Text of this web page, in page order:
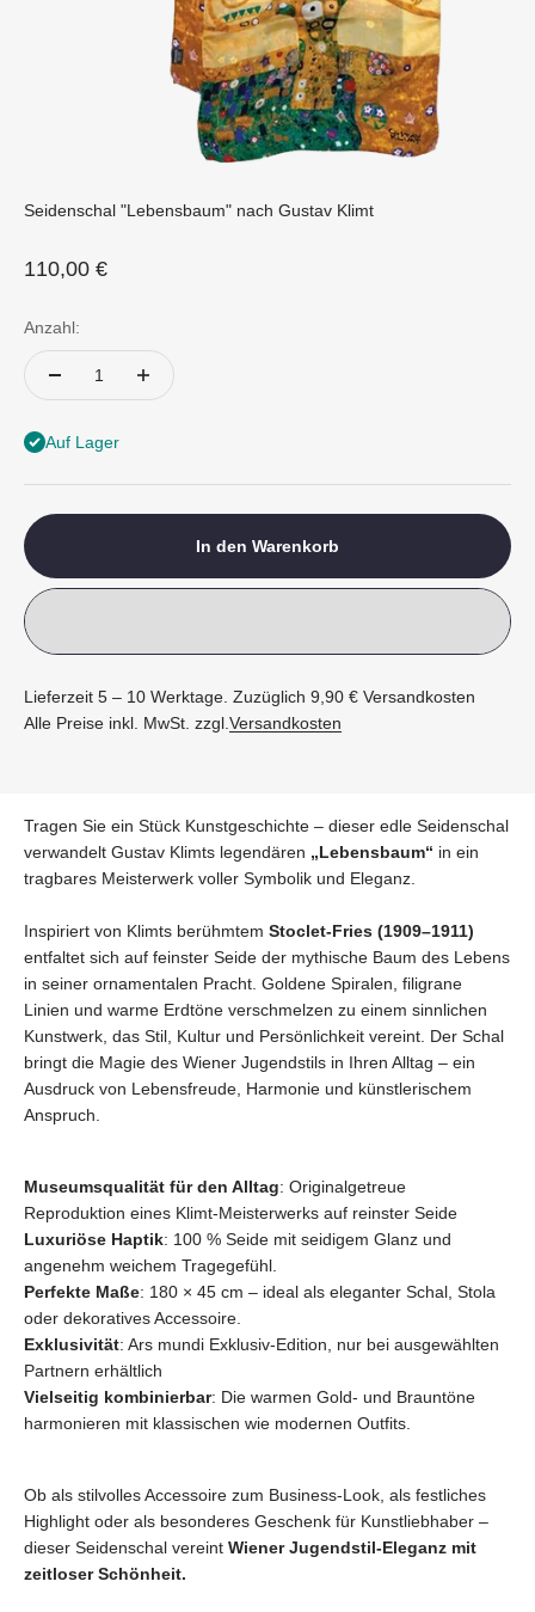
Seidenschal "Lebensbaum" nach Gustav Klimt
Angebot
110,00 €
Anzahl:
Auf Lager
In den Warenkorb
Lieferzeit 5 – 10 Werktage. Zuzüglich 9,90 € Versandkosten
Alle Preise inkl. MwSt. zzgl.Versandkosten
Tragen Sie ein Stück Kunstgeschichte – dieser edle Seidenschal
verwandelt Gustav Klimts legendären „Lebensbaum“ in ein
tragbares Meisterwerk voller Symbolik und Eleganz.
Inspiriert von Klimts berühmtem Stoclet-Fries (1909–1911)
entfaltet sich auf feinster Seide der mythische Baum des Lebens
in seiner ornamentalen Pracht. Goldene Spiralen, filigrane
Linien und warme Erdtöne verschmelzen zu einem sinnlichen
Kunstwerk, das Stil, Kultur und Persönlichkeit vereint. Der Schal
bringt die Magie des Wiener Jugendstils in Ihren Alltag – ein
Ausdruck von Lebensfreude, Harmonie und künstlerischem
Anspruch.
Museumsqualität für den Alltag: Originalgetreue
Reproduktion eines Klimt-Meisterwerks auf reinster Seide
Luxuriöse Haptik: 100 % Seide mit seidigem Glanz und
angenehm weichem Tragegefühl.
Perfekte Maße: 180 × 45 cm – ideal als eleganter Schal, Stola
oder dekoratives Accessoire.
Exklusivität: Ars mundi Exklusiv-Edition, nur bei ausgewählten
Partnern erhältlich
Vielseitig kombinierbar: Die warmen Gold- und Brauntöne
harmonieren mit klassischen wie modernen Outfits.
Ob als stilvolles Accessoire zum Business-Look, als festliches
Highlight oder als besonderes Geschenk für Kunstliebhaber –
dieser Seidenschal vereint Wiener Jugendstil-Eleganz mit
zeitloser Schönheit.